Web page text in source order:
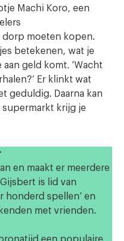
Machi Koro, een
dorp moeten kopen.
betekenen, wat je
geld komt. ‘Wacht
Er klinkt wat
geduldig. Daarna kan
supermarkt krijg je
en maakt er meerdere
is lid van
honderd spellen’ en
met vrienden.